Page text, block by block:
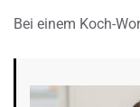
Bei einem Koch-